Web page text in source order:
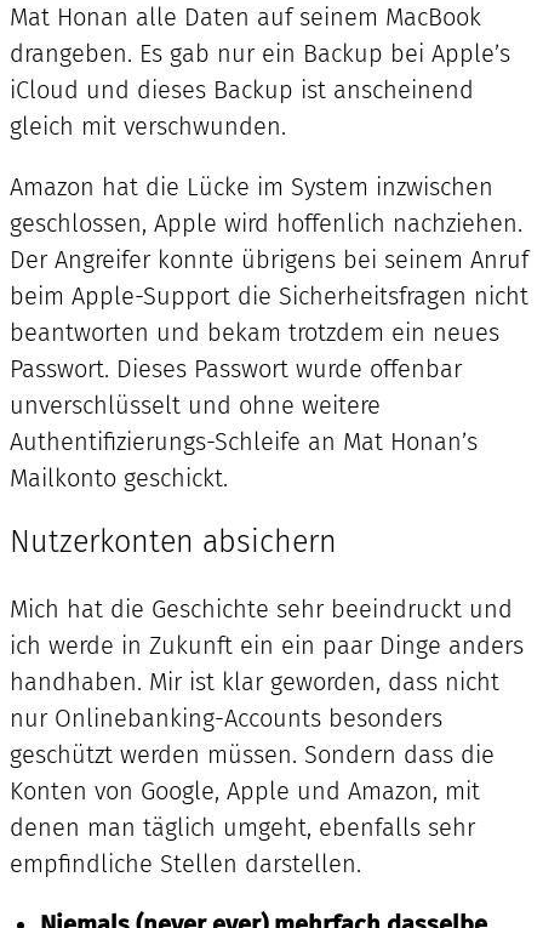
Mat Honan alle Daten auf seinem MacBook
drangeben. Es gab nur ein Backup bei Apple’s
iCloud und dieses Backup ist anscheinend
gleich mit verschwunden.
Amazon hat die Lücke im System inzwischen
geschlossen, Apple wird hoffenlich nachziehen.
Der Angreifer konnte übrigens bei seinem Anruf
beim Apple-Support die Sicherheitsfragen nicht
beantworten und bekam trotzdem ein neues
Passwort. Dieses Passwort wurde offenbar
unverschlüsselt und ohne weitere
Authentifizierungs-Schleife an Mat Honan’s
Mailkonto geschickt.
Nutzerkonten absichern
Mich hat die Geschichte sehr beeindruckt und
ich werde in Zukunft ein ein paar Dinge anders
handhaben. Mir ist klar geworden, dass nicht
nur Onlinebanking-Accounts besonders
geschützt werden müssen. Sondern dass die
Konten von Google, Apple und Amazon, mit
denen man täglich umgeht, ebenfalls sehr
empfindliche Stellen darstellen.